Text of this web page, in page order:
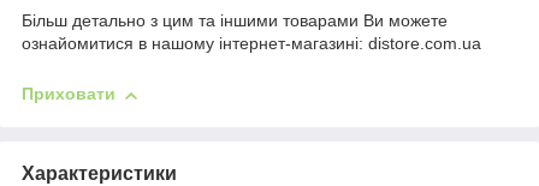
Більш детально з цим та іншими товарами Ви можете
ознайомитися в нашому інтернет-магазині: distore.com.ua
Приховати
Характеристики